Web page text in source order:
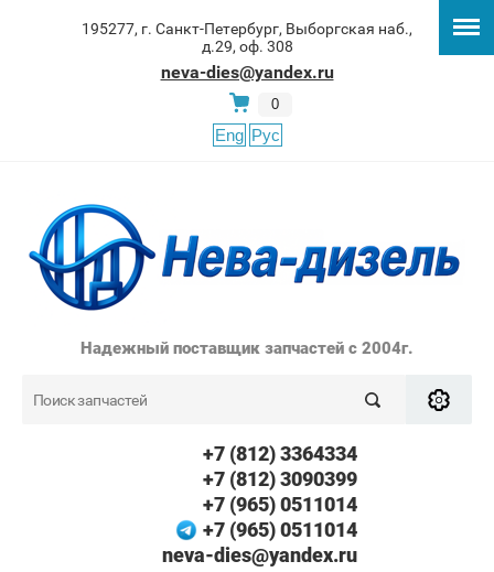
195277, г. Санкт-Петербург, Выборгская наб.,
д.29, оф. 308
neva-dies@yandex.ru
0
Eng Рус
Надежный поставщик запчастей с 2004г.
+7 (812) 3364334
+7 (812) 3090399
+7 (965) 0511014
+7 (965) 0511014
neva-dies@yandex.ru